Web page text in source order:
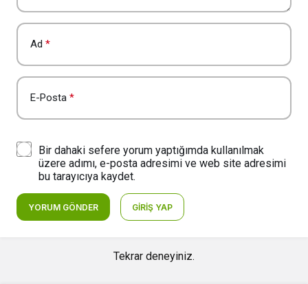
Ad *
E-Posta *
Bir dahaki sefere yorum yaptığımda kullanılmak
üzere adımı, e-posta adresimi ve web site adresimi
bu tarayıcıya kaydet.
YORUM GÖNDER GIRIŞ YAP
Tekrar deneyiniz.